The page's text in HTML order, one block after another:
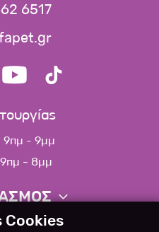
6517
9πμ - 9μμ
- 8μμ
Cookies